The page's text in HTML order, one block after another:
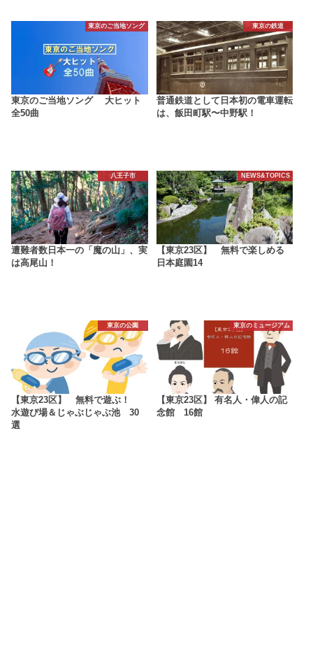
東京のご当地ソング
東京のご当地ソング 大ヒット
全50曲
東京の鉄道
普通鉄道として日本初の電車運転
は、飯田町駅〜中野駅！
八王子市
遭難者数日本一の「魔の山」、実
は高尾山！
NEWS&TOPICS
【東京23区】 無料で楽しめる
日本庭園14
東京の公園
【東京23区】 無料で遊ぶ！
水遊び場＆じゃぶじゃぶ池 30
選
東京のミュージアム
【東京23区】 有名人・偉人の記
念館 16館